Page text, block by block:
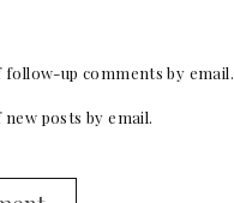
up comments by email.
posts by email.